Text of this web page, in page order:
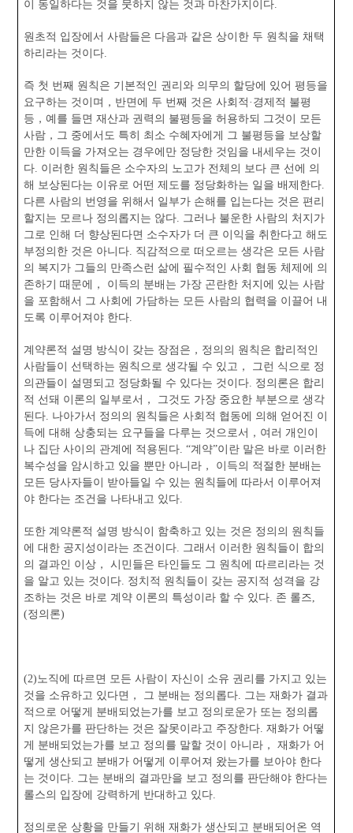
이 동일하다는 것을 뭇하지 않는 것과 마찬가지이다.
원초적 입장에서 사람들은 다음과 같은 상이한 두 원칙을 채택
하리라는 것이다.
즉 첫 번째 원칙은 기본적인 권리와 의무의 할당에 있어 평등을
요구하는 것이며，반면에 두 번째 것은 사회적·경제적 불평
등，예를 들면 재산과 권력의 불평등을 허용하되 그것이 모든
사람，그 중에서도 특히 최소 수혜자에게 그 불평등을 보상할
만한 이득을 가져오는 경우에만 정당한 것임을 내세우는 것이
다. 이러한 원칙들은 소수자의 노고가 전체의 보다 큰 선에 의
해 보상된다는 이유로 어떤 제도를 정당화하는 일을 배제한다.
다른 사람의 번영을 위해서 일부가 손해를 입는다는 것은 편리
할지는 모르나 정의롭지는 않다. 그러나 불운한 사람의 처지가
그로 인해 더 향상된다면 소수자가 더 큰 이익을 취한다고 해도
부정의한 것은 아니다. 직감적으로 떠오르는 생각은 모든 사람
의 복지가 그들의 만족스런 삶에 필수적인 사회 협동 체제에 의
존하기 때문에， 이득의 분배는 가장 곤란한 처지에 있는 사람
을 포함해서 그 사회에 가담하는 모든 사람의 협력을 이끌어 내
도록 이루어져야 한다.
계약론적 설명 방식이 갖는 장점은，정의의 원칙은 합리적인
사람들이 선택하는 원칙으로 생각될 수 있고， 그런 식으로 정
의관들이 설명되고 정당화될 수 있다는 것이다. 정의론은 합리
적 선돼 이론의 일부로서， 그것도 가장 중요한 부분으로 생각
된다. 나아가서 정의의 원칙들은 사회적 협동에 의해 얻어진 이
득에 대해 상충되는 요구들을 다루는 것으로서，여러 개인이
나 집단 사이의 관계에 적용된다. “계약”이란 말은 바로 이러한
복수성을 암시하고 있을 뿐만 아니라， 이득의 적절한 분배는
모든 당사자들이 받아들일 수 있는 원칙들에 따라서 이루어져
야 한다는 조건을 나타내고 있다.
또한 계약론적 설명 방식이 함축하고 있는 것은 정의의 원칙들
에 대한 공지성이라는 조건이다. 그래서 이러한 원칙들이 합의
의 결과인 이상， 시민들은 타인들도 그 원칙에 따르리라는 것
을 알고 있는 것이다. 정치적 원칙들이 갖는 공지적 성격을 강
조하는 것은 바로 계약 이론의 특성이라 할 수 있다. 존 롤즈,
(정의론)
(2)노직에 따르면 모든 사람이 자신이 소유 권리를 가지고 있는
것을 소유하고 있다면， 그 분배는 정의롭다. 그는 재화가 결과
적으로 어떻게 분배되었는가를 보고 정의로운가 또는 정의롭
지 않은가를 판단하는 것은 잘못이라고 주장한다. 재화가 어떻
게 분배되었는가를 보고 정의를 말할 것이 아니라， 재화가 어
떻게 생산되고 분배가 어떻게 이루어져 왔는가를 보아야 한다
는 것이다. 그는 분배의 결과만을 보고 정의를 판단해야 한다는
롤스의 입장에 강력하게 반대하고 있다.
정의로운 상황을 만들기 위해 재화가 생산되고 분배되어온 역